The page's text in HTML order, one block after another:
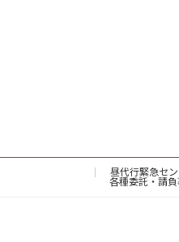
昼代行緊急セ
各種委託・請